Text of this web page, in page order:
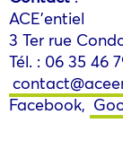
ACE’entiel
3 Ter rue
Tél. : 06 35 46
Facebook,